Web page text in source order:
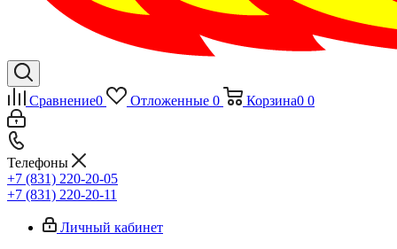
Сравнение0 Отложенные 0 Корзина0 0
Телефоны
+7 (831) 220-20-05
+7 (831) 220-20-11
Личный кабинет